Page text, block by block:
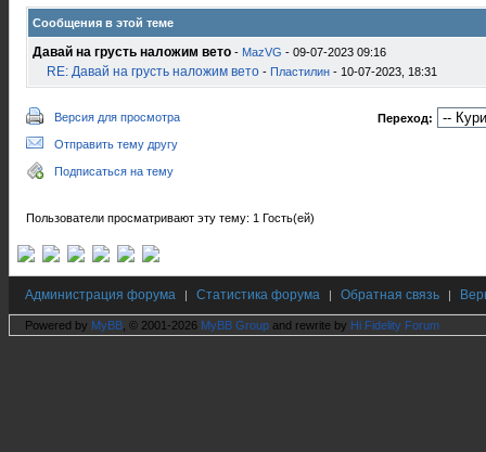
Сообщения в этой теме
Давай на грусть наложим вето - MazVG - 09-07-2023 09:16
RE: Давай на грусть наложим вето - Пластилин - 10-07-2023, 18:31
Версия для просмотра
Отправить тему другу
Подписаться на тему
Переход:
Пользователи просматривают эту тему: 1 Гость(ей)
Администрация форума | Статистика форума | Обратная связь |
Powered by MyBB , © 2001-2026 MyBB Group and rewrite by Hi Fidelity Forum